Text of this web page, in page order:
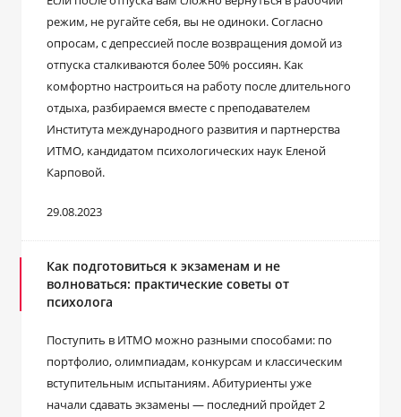
режим, не ругайте себя, вы не одиноки. Согласно
опросам, с депрессией после возвращения домой из
отпуска сталкиваются более 50% россиян. Как
комфортно настроиться на работу после длительного
отдыха, разбираемся вместе с преподавателем
Института международного развития и партнерства ​
ИТМО, кандидатом психологических наук Еленой
Карповой.
29.08.2023
Как подготовиться к экзаменам и не
волноваться: практические советы от
психолога
Поступить в ИТМО можно разными способами: по
портфолио, олимпиадам, конкурсам и классическим
вступительным испытаниям. Абитуриенты уже
начали сдавать экзамены ― последний пройдет 2